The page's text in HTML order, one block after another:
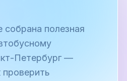
собрана полезная
Петербург —
проверить